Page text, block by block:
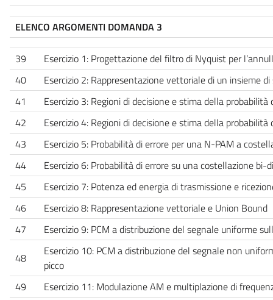
ELENCO ARGOMENTI DOMANDA 3
39
Esercizio 1: Progettazione del filtro di Nyquist per
40
Esercizio 2: Rappresentazione vettoriale di un insieme
41
Esercizio 3: Regioni di decisione e stima della probabilità
42
Esercizio 4: Regioni di decisione e stima della probabilità
43
Esercizio 5: Probabilità di errore per una N-PAM a
44
Esercizio 6: Probabilità di errore su una costellazione bi-
45
Esercizio 7: Potenza ed energia di trasmissione e
46
Esercizio 8: Rappresentazione vettoriale e Union Bound
47
Esercizio 9: PCM a distribuzione del segnale uniforme
48
Esercizio 10: PCM a distribuzione del segnale non
picco
49
Esercizio 11: Modulazione AM e multiplazione di